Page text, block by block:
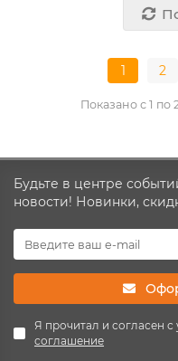
1 2
Показано с 1 по
Будьте в центре
новости! Новинки,
Я прочитал и согласен с
соглашение